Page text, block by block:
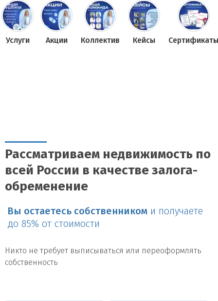
Услуги Акции Коллектив Кейсы Сертификаты
Рассматриваем недвижимость по
всей России в качестве залога-
обременение
Вы остаетесь собственником и получаете
до 85% от стоимости
Никто не требует выписываться или переоформлять
собственность